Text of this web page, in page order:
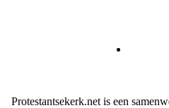
Protestantsekerk.net is een